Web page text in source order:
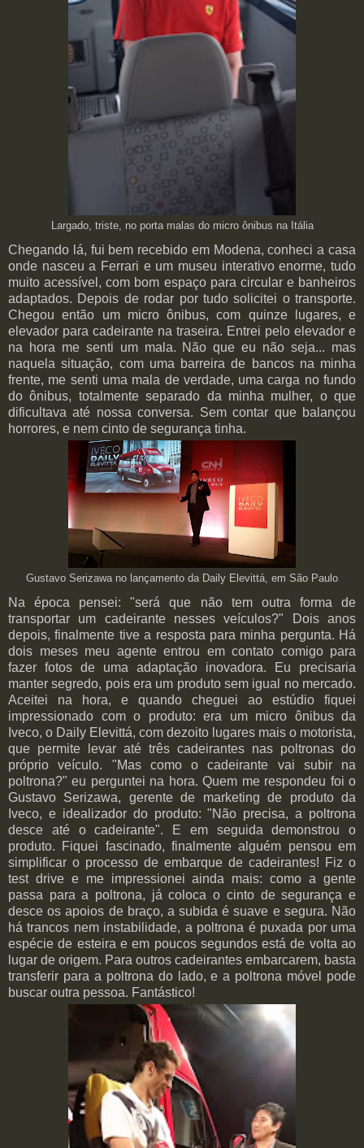
Largado, triste, no porta malas do micro ônibus na Itália
Chegando lá, fui bem recebido em Modena, conheci a casa
onde nasceu a Ferrari e um museu interativo enorme, tudo
muito acessível, com bom espaço para circular e banheiros
adaptados. Depois de rodar por tudo solicitei o transporte.
Chegou então um micro ônibus, com quinze lugares, e
elevador para cadeirante na traseira. Entrei pelo elevador e
na hora me senti um mala. Não que eu não seja... mas
naquela situação, com uma barreira de bancos na minha
frente, me senti uma mala de verdade, uma carga no fundo
do ônibus, totalmente separado da minha mulher, o que
dificultava até nossa conversa. Sem contar que balançou
horrores, e nem cinto de segurança tinha.
Gustavo Serizawa no lançamento da Daily Elevittá, em São Paulo
Na época pensei: "será que não tem outra forma de
transportar um cadeirante nesses veículos?" Dois anos
depois, finalmente tive a resposta para minha pergunta. Há
dois meses meu agente entrou em contato comigo para
fazer fotos de uma adaptação inovadora. Eu precisaria
manter segredo, pois era um produto sem igual no mercado.
Aceitei na hora, e quando cheguei ao estúdio fiquei
impressionado com o produto: era um micro ônibus da
Iveco, o Daily Elevittá, com dezoito lugares mais o motorista,
que permite levar até três cadeirantes nas poltronas do
próprio veículo. "Mas como o cadeirante vai subir na
poltrona?" eu perguntei na hora. Quem me respondeu foi o
Gustavo Serizawa, gerente de marketing de produto da
Iveco, e idealizador do produto: "Não precisa, a poltrona
desce até o cadeirante". E em seguida demonstrou o
produto. Fiquei fascinado, finalmente alguém pensou em
simplificar o processo de embarque de cadeirantes! Fiz o
test drive e me impressionei ainda mais: como a gente
passa para a poltrona, já coloca o cinto de segurança e
desce os apoios de braço, a subida é suave e segura. Não
há trancos nem instabilidade, a poltrona é puxada por uma
espécie de esteira e em poucos segundos está de volta ao
lugar de origem. Para outros cadeirantes embarcarem, basta
transferir para a poltrona do lado, e a poltrona móvel pode
buscar outra pessoa. Fantástico!